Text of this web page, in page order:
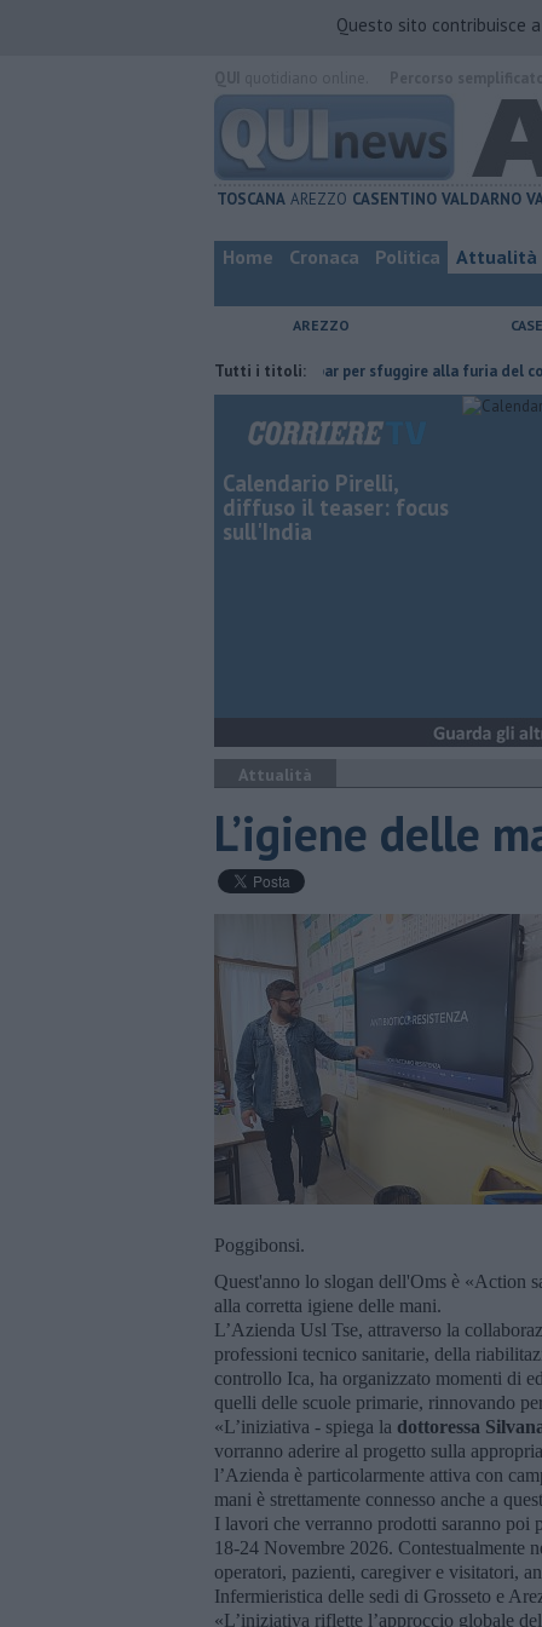
Questo sito contribuisce
TOSCANA AREZZO CASENTINO VALDARNO
Home Cronaca Politica Attualità
AREZZO
Tutti i titoli:
Nascosta in un bar per sfuggire alla furia del compagno
Calendario Pirelli,
diffuso il teaser: focus
sull'India
Attualità
L’igiene delle
Poggibonsi.
Quest'anno lo slogan dell'Oms è «Action
alla corretta igiene delle mani.
L’Azienda Usl Tse, attraverso la
professioni tecnico sanitarie, della
controllo Ica, ha organizzato momenti di
quelli delle scuole primarie, rinnovando
«L’iniziativa - spiega la dottoressa
vorranno aderire al progetto sulla
l’Azienda è particolarmente attiva con
mani è strettamente connesso anche a
I lavori che verranno prodotti saranno poi
18-24 Novembre 2026. Contestualmente
operatori, pazienti, caregiver e visitatori,
Infermieristica delle sedi di Grosseto e
«L’iniziativa riflette l’approccio globale